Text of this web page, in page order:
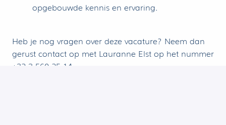
opgebouwde kennis en ervaring.
Heb je nog vragen over deze vacature? Neem dan
gerust contact op met Lauranne Elst op het nummer
+32 3 560 25 14.